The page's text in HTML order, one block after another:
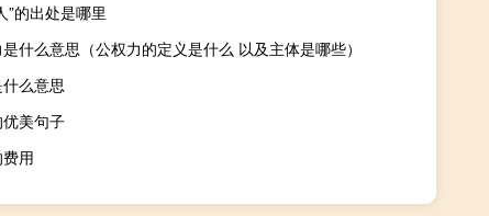
”的出处是哪里
什么意思（公权力的定义是什么 以及主体是哪些）
么意思
美句子
用